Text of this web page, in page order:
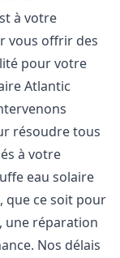
à votre
vous offrir des
pour votre
Atlantic
résoudre tous
à votre
eau solaire
, que ce soit pour
une réparation
Nos délais